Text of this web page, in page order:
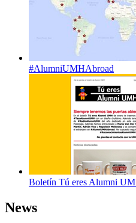
#AlumniUMHAbroad
Boletín Tú eres Alumni
News